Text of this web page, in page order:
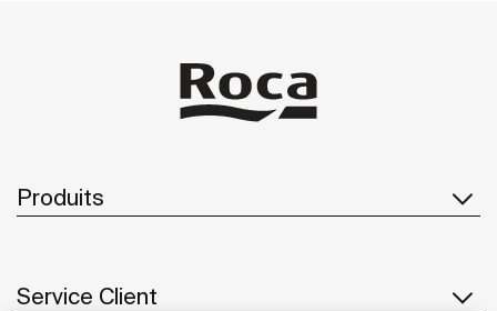
Produits
Service Client